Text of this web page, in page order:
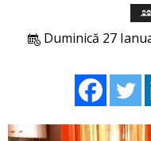
Duminică 27